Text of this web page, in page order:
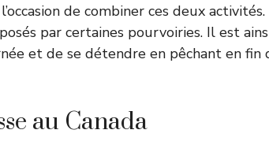
de combiner ces deux activités.
par certaines pourvoiries. Il est
et de se détendre en pêchant en fin
au Canada